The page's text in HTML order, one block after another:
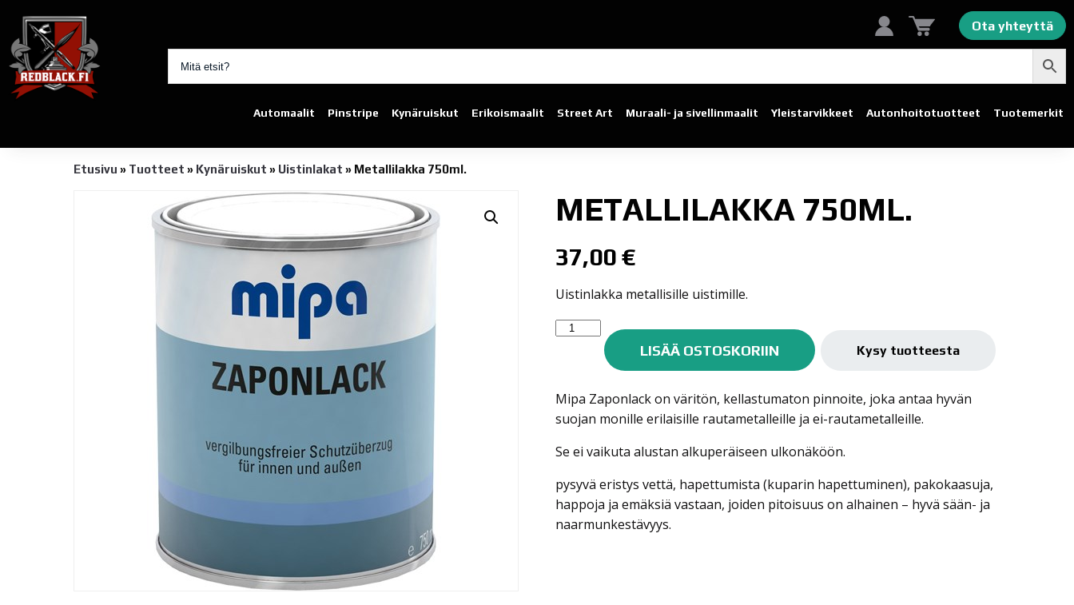
Ota yhteyttä
Automaalit Pinstripe Kynäruiskut Erikoismaalit Street Art Muraali- ja sivellinmaalit Yleistarvikkeet Autonhoito­tuotteet Tuotemerkit
Etusivu » Tuotteet » Kynäruiskut » Uistinlakat » Metallilakka 750ml.
METALLILAKKA 750ML.
37,00€
Uistinlakka metallisille uistimille.
Metallilakka
LISÄÄ OSTOSKORIIN Kysy tuotteesta
Mipa Zaponlack on väritön, kellastumaton pinnoite, joka antaa hyvän
suojan monille erilaisille rautametalleille ja ei-rautametalleille.
Se ei vaikuta alustan alkuperäiseen ulkonäköön.
pysyvä eristys vettä, hapettumista (kuparin hapettuminen), pakokaasuja,
happoja ja emäksiä vastaan, joiden pitoisuus on alhainen – hyvä sään- ja
naarmunkestävyys.